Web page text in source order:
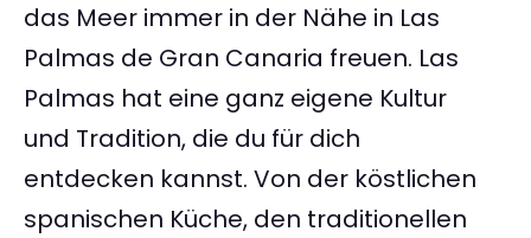
das Meer immer in der Nähe in Las
Palmas de Gran Canaria freuen. Las
Palmas hat eine ganz eigene Kultur
und Tradition, die du für dich
entdecken kannst. Von der köstlichen
spanischen Küche, den traditionellen